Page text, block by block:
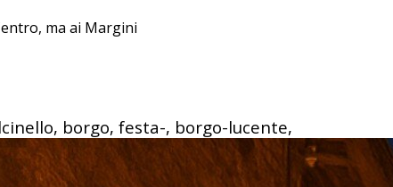
ma ai Margini
borgo, festa-, borgo-lucente,